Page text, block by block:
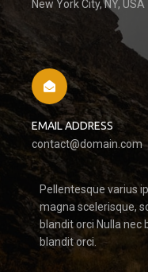
New York City, NY, USA
EMAIL ADDRESS
contact@domain.com
Pellentesque varius
magna scelerisque,
blandit orci Nulla nec
blandit orci.